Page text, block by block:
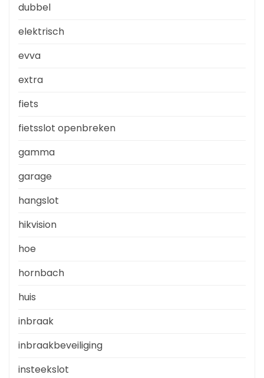
dubbel
elektrisch
evva
extra
fiets
fietsslot openbreken
gamma
garage
hangslot
hikvision
hoe
hornbach
huis
inbraak
inbraakbeveiliging
insteekslot